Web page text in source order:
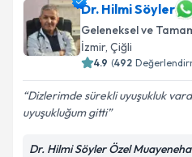
Dr. Hilmi Söyler
Geleneksel ve
İzmir, Çiğli
4.9 (492
Dizlerimde sürekli uyuşukluk
uyuşukluğum gitti
Dr. Hilmi Söyler Özel